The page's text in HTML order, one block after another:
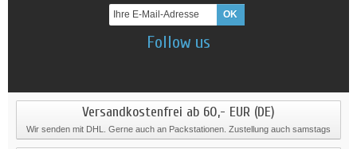
Follow us
Versandkostenfrei ab 60,- EUR (DE)
Wir senden mit DHL. Gerne auch an Packstationen. Zustellung auch samstags